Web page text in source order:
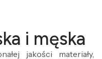
i męska
jakości materiały,